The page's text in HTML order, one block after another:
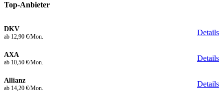
Top-Anbieter
DKV
ab 12,90 €/Mon. Details
AXA
ab 10,50 €/Mon. Details
Allianz
ab 14,20 €/Mon. Details